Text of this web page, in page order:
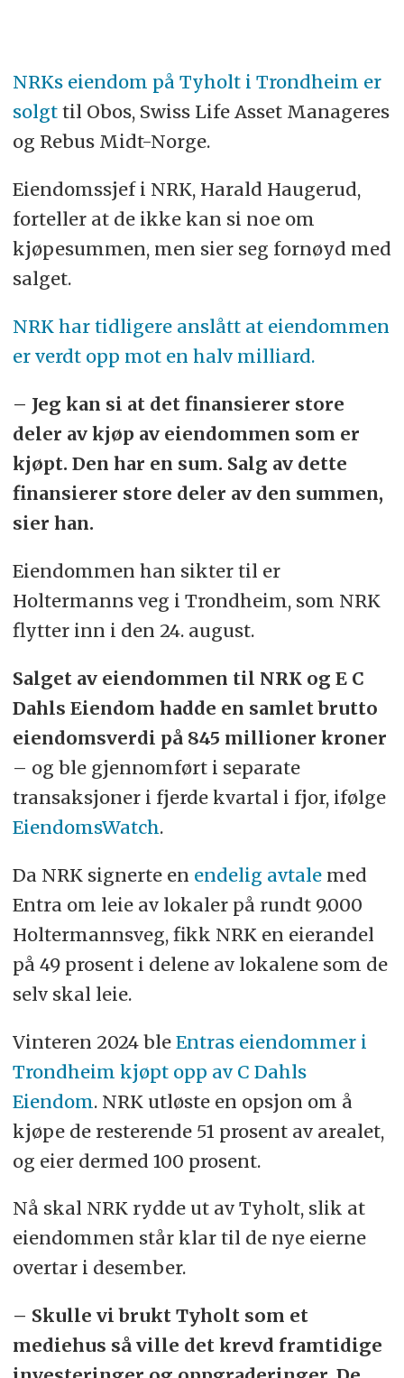
NRKs eiendom på Tyholt i Trondheim er
solgttil Obos, Swiss Life Asset Manageres
og Rebus Midt-Norge.
Eiendomssjef i NRK, Harald Haugerud,
forteller at de ikke kan si noe om
kjøpesummen, men sier seg fornøyd med
salget.
NRK har tidligere anslått at eiendommen
er verdt opp mot en halv milliard.
– Jeg kan si at det finansierer store
deler av kjøp av eiendommen som er
kjøpt. Den har en sum. Salg av dette
finansierer store deler av den summen,
sier han.
Eiendommen han sikter til er
Holtermanns veg i Trondheim, som NRK
flytter inn i den 24. august.
Salget av eiendommen til NRK og E C
Dahls Eiendom hadde en samlet brutto
eiendomsverdi på 845 millioner kroner
– og ble gjennomført i separate
transaksjoner i fjerde kvartal i fjor, ifølge
EiendomsWatch.
Da NRK signerte en endelig avtalemed
Entra om leie av lokaler på rundt 9.000
Holtermannsveg, fikk NRK en eierandel
på 49 prosent i delene av lokalene som de
selv skal leie.
Vinteren 2024 ble Entras eiendommer i
Trondheim kjøpt opp av C Dahls
Eiendom. NRK utløste en opsjon om å
kjøpe de resterende 51 prosent av arealet,
og eier dermed 100 prosent.
Nå skal NRK rydde ut av Tyholt, slik at
eiendommen står klar til de nye eierne
overtar i desember.
– Skulle vi brukt Tyholt som et
mediehus så ville det krevd framtidige